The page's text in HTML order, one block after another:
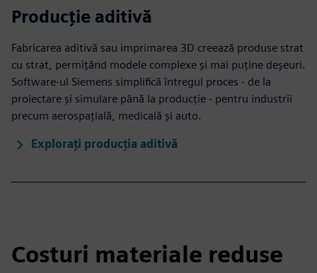
Producție aditivă
Fabricarea aditivă sau imprimarea 3D creează produse strat
cu strat, permițând modele complexe și mai puține deșeuri.
Software-ul Siemens simplifică întregul proces - de la
proiectare și simulare până la producție - pentru industrii
precum aerospațială, medicală și auto.
Explorați producția aditivă
Costuri materiale reduse